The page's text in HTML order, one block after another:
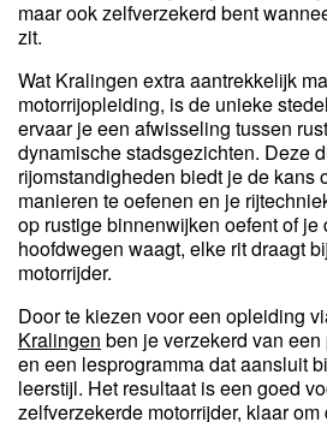
maar ook zelfverzekerd bent
zit.
Wat Kralingen extra aantrekkelijk
motorrijopleiding, is de unieke
ervaar je een afwisseling tussen
dynamische stadsgezichten. Deze
rijomstandigheden biedt je de kans
manieren te oefenen en je
op rustige binnenwijken oefent of je
hoofdwegen waagt, elke rit draagt
motorrijder.
Door te kiezen voor een opleiding
Kralingen ben je verzekerd van
en een lesprogramma dat aansluit
leerstijl. Het resultaat is een goed
zelfverzekerde motorrijder, klaar